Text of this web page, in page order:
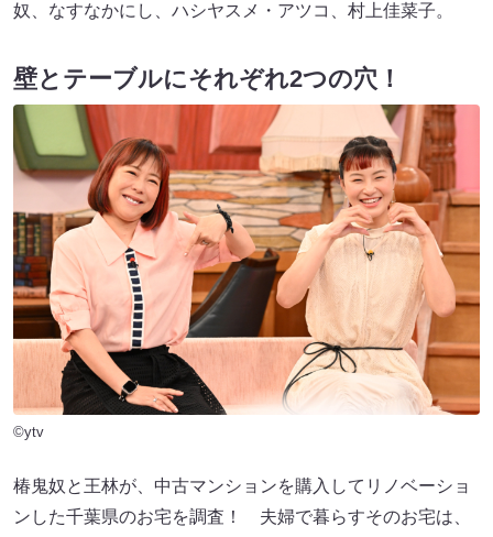
奴、なすなかにし、ハシヤスメ・アツコ、村上佳菜子。
壁とテーブルにそれぞれ2つの穴！
©ytv
椿鬼奴と王林が、中古マンションを購入してリノベーショ
ンした千葉県のお宅を調査！ 夫婦で暮らすそのお宅は、